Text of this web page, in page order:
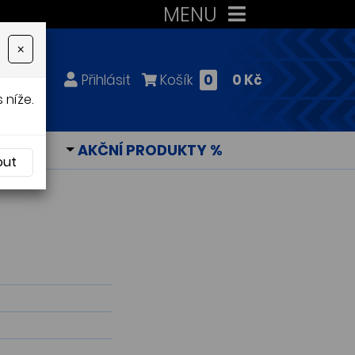
MENU
Přihlásit Košík 0 0 Kč
AKČNÍ PRODUKTY %
×
níže.